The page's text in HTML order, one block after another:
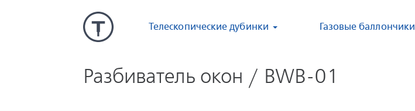
Телескопические дубинки Газовые баллончики
Разбиватель окон / BWB-01